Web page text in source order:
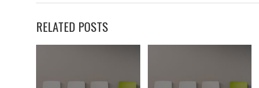
RELATED POSTS